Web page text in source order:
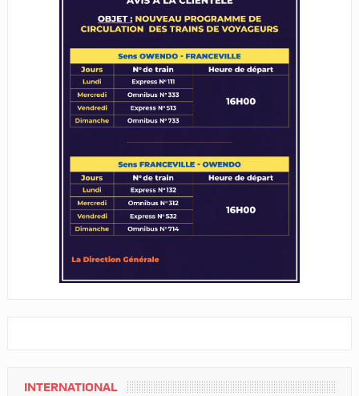
INTERNATIONAL